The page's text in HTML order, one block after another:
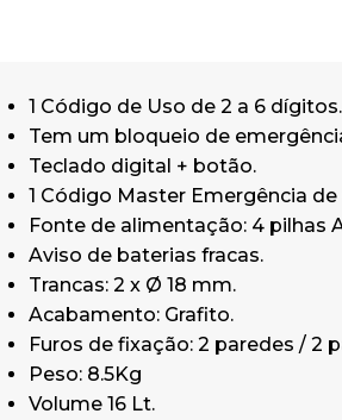
1 Código de Uso de 2 a 6 dígitos.
Tem um bloqueio de
Teclado digital + botão.
1 Código Master Emergência
Fonte de alimentação: 4 pilhas
Aviso de baterias fracas.
Trancas: 2 x Ø 18 mm.
Acabamento: Grafito.
Furos de fixação: 2 paredes / 2
Peso: 8.5Kg
Volume 16 Lt.